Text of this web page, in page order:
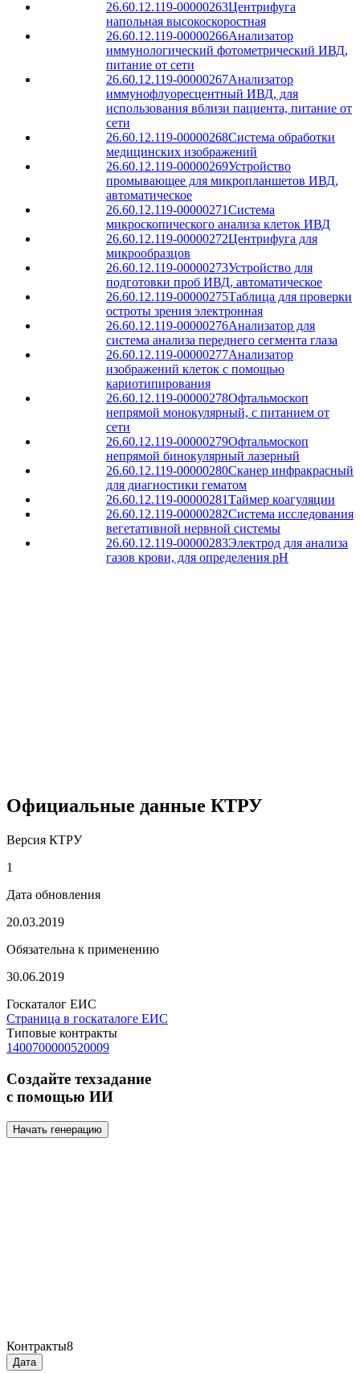
26.60.12.119-00000263Центрифуга
напольная высокоскоростная
26.60.12.119-00000266Анализатор
иммунологический фотометрический ИВД,
питание от сети
26.60.12.119-00000267Анализатор
иммунофлуоресцентный ИВД, для
использования вблизи пациента, питание от
сети
26.60.12.119-00000268Система обработки
медицинских изображений
26.60.12.119-00000269Устройство
промывающее для микропланшетов ИВД,
автоматическое
26.60.12.119-00000271Система
микроскопического анализа клеток ИВД
26.60.12.119-00000272Центрифуга для
микрообразцов
26.60.12.119-00000273Устройство для
подготовки проб ИВД, автоматическое
26.60.12.119-00000275Таблица для проверки
остроты зрения электронная
26.60.12.119-00000276Анализатор для
система анализа переднего сегмента глаза
26.60.12.119-00000277Анализатор
изображений клеток с помощью
кариотипирования
26.60.12.119-00000278Офтальмоскоп
непрямой монокулярный, с питанием от
сети
26.60.12.119-00000279Офтальмоскоп
непрямой бинокулярный лазерный
26.60.12.119-00000280Сканер инфракрасный
для диагностики гематом
26.60.12.119-00000281Таймер коагуляции
26.60.12.119-00000282Система исследования
вегетативной нервной системы
26.60.12.119-00000283Электрод для анализа
газов крови, для определения pH
Официальные данные КТРУ
Версия КТРУ
1
Дата обновления
20.03.2019
Обязательна к применению
30.06.2019
Госкаталог ЕИС
Страница в госкаталоге ЕИС
Типовые контракты
1400700000520009
Создайте техзадание
с помощью ИИ
Начать генерацию
Контракты8
Дата